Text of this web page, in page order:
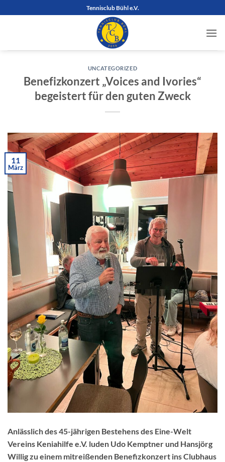
Inhalt
Tennisclub Bühl e.V.
UNCATEGORIZED
Benefizkonzert „Voices and Ivories“
begeistert für den guten Zweck
11
März
Anlässlich des 45-jährigen Bestehens des Eine-Welt
Vereins Keniahilfe e.V. luden Udo Kemptner und Hansjörg
Willig zu einem mitreißenden Benefizkonzert ins Clubhaus